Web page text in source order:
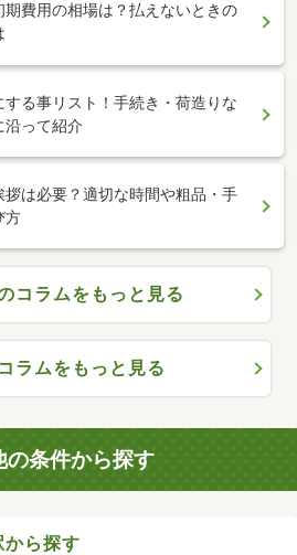
期費用の相場は？払えないときの
する事リスト！手続き・荷造りな
沿って紹介
拶は必要？適切な時間や粗品・手
方
コラムをもっと見る
ラムをもっと見る
の条件から探す
から探す